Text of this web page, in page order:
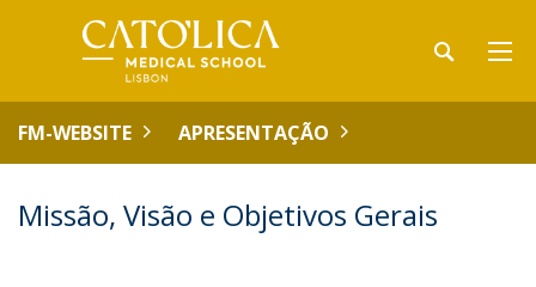
FM-WEBSITE APRESENTAÇÃO
Missão, Visão e Objetivos Gerais